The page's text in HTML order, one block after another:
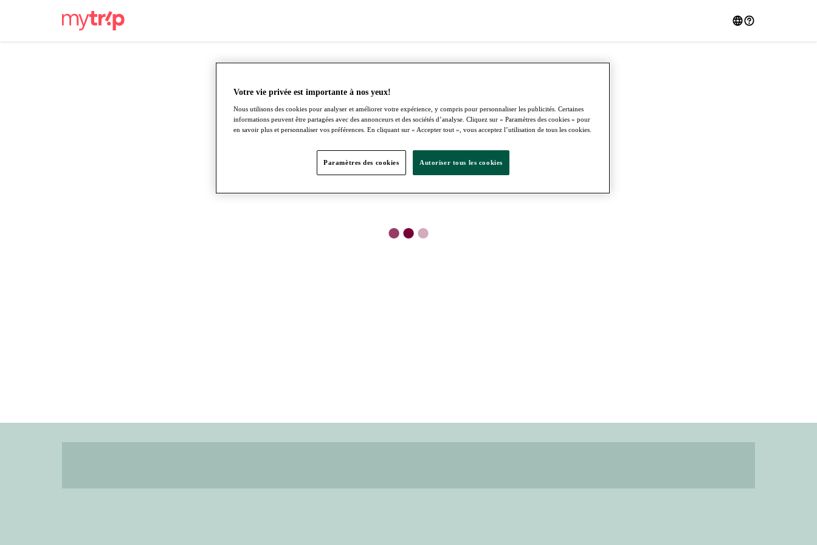
●●●
Votre vie privée est importante à nos yeux!
Nous utilisons des cookies pour analyser et améliorer votre expérience, y compris pour personnaliser les publicités. Certaines
informations peuvent être partagées avec des annonceurs et des sociétés d’analyse. Cliquez sur « Paramètres des cookies » pour
en savoir plus et personnaliser vos préférences. En cliquant sur « Accepter tout », vous acceptez l’utilisation de tous les cookies.
Paramètres des cookies Autoriser tous les cookies